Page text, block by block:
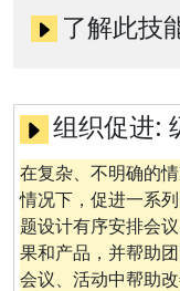
了解此技
组织促进:
在复杂、不明确的
情况下，促进一系
题设计有序安排会
果和产品，并帮助
会议、活动中帮助